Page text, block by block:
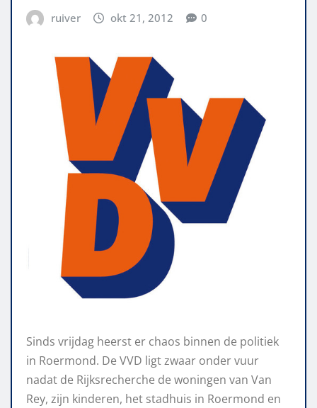
ruiver okt 21, 2012 0
Sinds vrijdag heerst er chaos binnen de politiek
in Roermond. De VVD ligt zwaar onder vuur
nadat de Rijksrecherche de woningen van Van
Rey, zijn kinderen, het stadhuis in Roermond en